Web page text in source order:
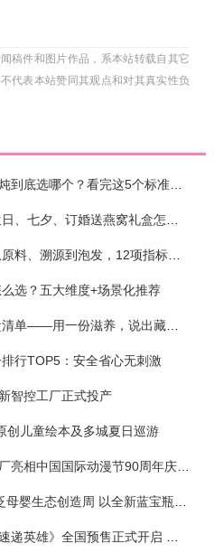
稿件和图片作品，系本站转载自其它
代表本站赞同其观点和对其真实性负
孕早期想买燕窝，干燕窝和鲜炖到底选哪个？看完这5个标准再下单
2026干燕窝选购避坑指南：从原料、溯源到泡发，12项指标判断靠谱燕窝
选？五大维度+场景化推荐
2026七夕浪漫告白礼燕窝礼盒清单——用一份滋养，说出藏在心底的爱
行TOP5：安全省心无刺激
智控工厂正式投产
创儿童绘本及多城夏日巡游
俄罗斯动画巨头联盟动画制片厂亮相中国国际动漫节90周年庆开启中国之旅新篇章